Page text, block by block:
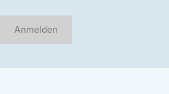
Anmelden